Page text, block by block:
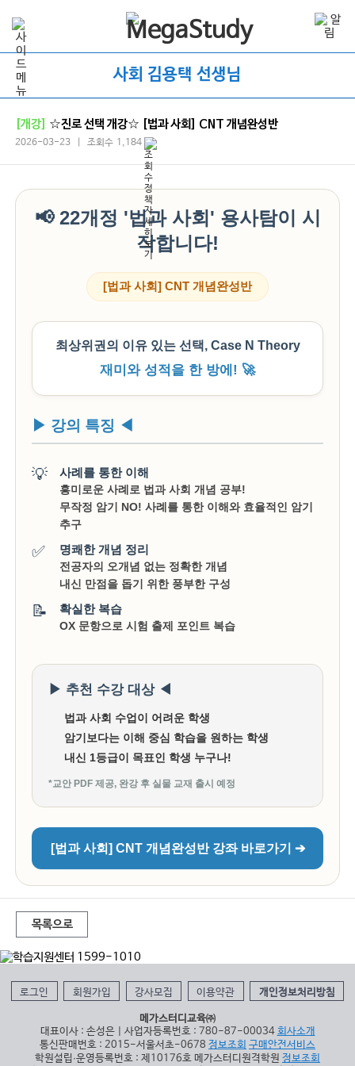
사회 김용택 선생님
[개강] ☆진로 선택 개강☆ [법과 사회] CNT 개념완성반
2026-03-23 | 조회수 1,184
📢 22개정 '법과 사회' 용사탐이 시
작합니다!
[법과 사회] CNT 개념완성반
최상위권의 이유 있는 선택, Case N Theory
재미와 성적을 한 방에! 🚀
▶ 강의 특징 ◀
💡 사례를 통한 이해
흥미로운 사례로 법과 사회 개념 공부!
무작정 암기 NO! 사례를 통한 이해와 효율적인 암기
추구
✅ 명쾌한 개념 정리
전공자의 오개념 없는 정확한 개념
내신 만점을 돕기 위한 풍부한 구성
📝 확실한 복습
OX 문항으로 시험 출제 포인트 복습
▶ 추천 수강 대상 ◀
법과 사회 수업이 어려운 학생
암기보다는 이해 중심 학습을 원하는 학생
내신 1등급이 목표인 학생 누구나!
*교안 PDF 제공, 완강 후 실물 교재 출시 예정
[법과 사회] CNT 개념완성반 강좌 바로가기 ➔
목록으로
로그인 회원가입 강사모집 이용약관 개인정보처리방침
메가스터디교육㈜
대표이사 : 손성은 | 사업자등록번호 : 780-87-00034 회사소개
통신판매번호 : 2015-서울서초-0678 정보조회 구매안전서비스
학원설립∙운영등록번호 : 제10176호 메가스터디원격학원 정보조회